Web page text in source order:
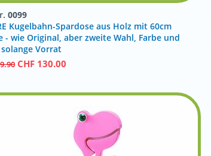
0099
Kugelbahn-Spardose aus Holz mit 60cm
- wie Original, aber zweite Wahl, Farbe und
Vorrat
CHF 130.00